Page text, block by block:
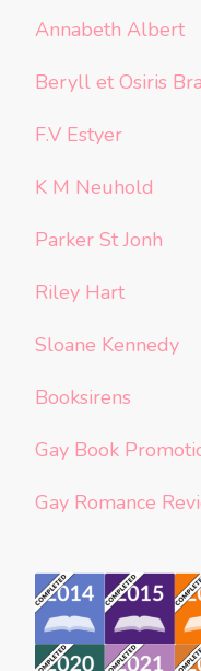
Annabeth Albert
Beryll et Osiris
F.V Estyer
K M Neuhold
Parker St Jonh
Riley Hart
Sloane Kennedy
Booksirens
Gay Book
Gay Romance